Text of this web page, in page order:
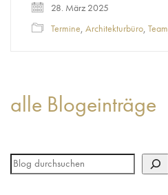
28. März 2025
Termine, Architekturbüro, Team
alle Blogeinträge